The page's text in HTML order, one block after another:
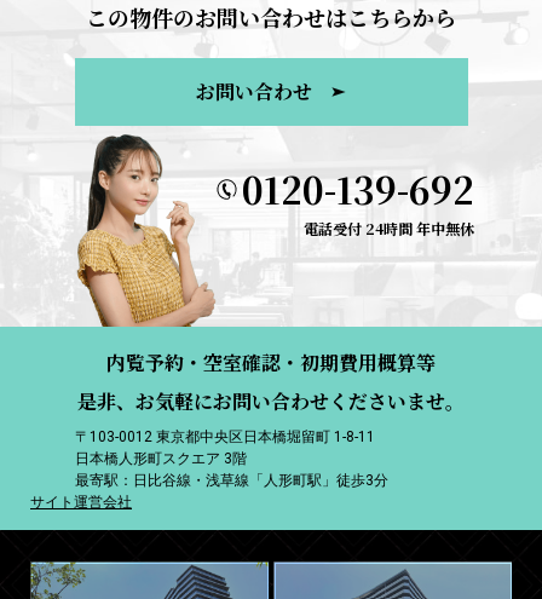
この物件のお問い合わせはこちらから
お問い合わせ
0120-139-692
電話受付 24時間 年中無休
内覧予約・空室確認・初期費用概算等
是非、お気軽にお問い合わせくださいませ。
〒103-0012 東京都中央区日本橋堀留町 1-8-11
日本橋人形町スクエア 3階
最寄駅：日比谷線・浅草線「人形町駅」徒歩3分
サイト運営会社